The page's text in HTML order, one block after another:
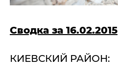
Сводка за 16.02.2015
КИЕВСКИЙ РАЙОН: